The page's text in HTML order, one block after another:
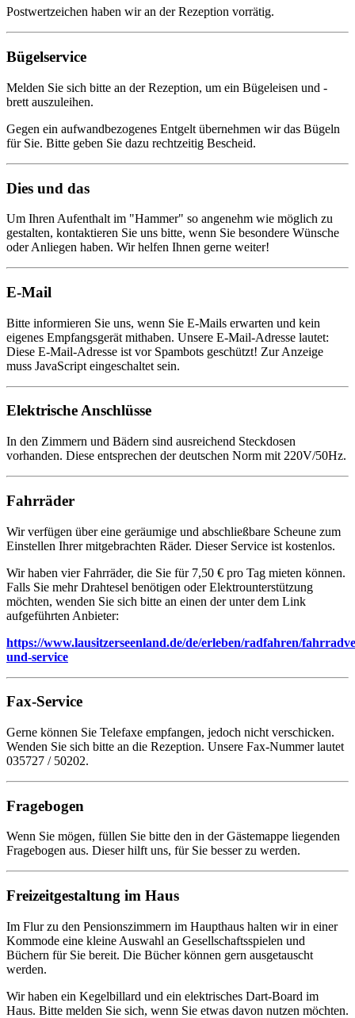
Postwertzeichen haben wir an der Rezeption vorrätig.
Bügelservice
Melden Sie sich bitte an der Rezeption, um ein Bügeleisen und -
brett auszuleihen.
Gegen ein aufwandbezogenes Entgelt übernehmen wir das Bügeln
für Sie. Bitte geben Sie dazu rechtzeitig Bescheid.
Dies und das
Um Ihren Aufenthalt im "Hammer" so angenehm wie möglich zu
gestalten, kontaktieren Sie uns bitte, wenn Sie besondere Wünsche
oder Anliegen haben. Wir helfen Ihnen gerne weiter!
E-Mail
Bitte informieren Sie uns, wenn Sie E-Mails erwarten und kein
eigenes Empfangsgerät mithaben. Unsere E-Mail-Adresse lautet:
Diese E-Mail-Adresse ist vor Spambots geschützt! Zur Anzeige
muss JavaScript eingeschaltet sein.
Elektrische Anschlüsse
In den Zimmern und Bädern sind ausreichend Steckdosen
vorhanden. Diese entsprechen der deutschen Norm mit 220V/50Hz.
Fahrräder
Wir verfügen über eine geräumige und abschließbare Scheune zum
Einstellen Ihrer mitgebrachten Räder. Dieser Service ist kostenlos.
Wir haben vier Fahrräder, die Sie für 7,50 € pro Tag mieten können.
Falls Sie mehr Drahtesel benötigen oder Elektrounterstützung
möchten, wenden Sie sich bitte an einen der unter dem Link
aufgeführten Anbieter:
https://www.lausitzerseenland.de/de/erleben/radfahren/
und-service
Fax-Service
Gerne können Sie Telefaxe empfangen, jedoch nicht verschicken.
Wenden Sie sich bitte an die Rezeption. Unsere Fax-Nummer lautet
035727 / 50202.
Fragebogen
Wenn Sie mögen, füllen Sie bitte den in der Gästemappe liegenden
Fragebogen aus. Dieser hilft uns, für Sie besser zu werden.
Freizeitgestaltung im Haus
Im Flur zu den Pensionszimmern im Haupthaus halten wir in einer
Kommode eine kleine Auswahl an Gesellschaftsspielen und
Büchern für Sie bereit. Die Bücher können gern ausgetauscht
werden.
Wir haben ein Kegelbillard und ein elektrisches Dart-Board im
Haus. Bitte melden Sie sich, wenn Sie etwas davon nutzen möchten.